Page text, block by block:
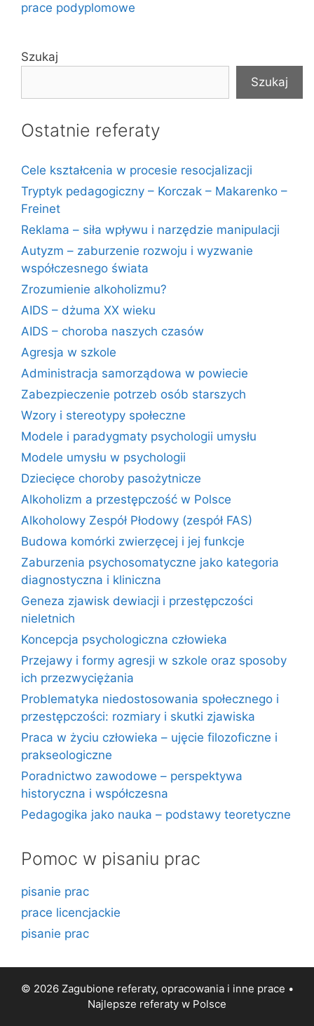
prace podyplomowe
Szukaj
Szukaj
Ostatnie referaty
Cele kształcenia w procesie resocjalizacji
Tryptyk pedagogiczny – Korczak – Makarenko –
Freinet
Reklama – siła wpływu i narzędzie manipulacji
Autyzm – zaburzenie rozwoju i wyzwanie
współczesnego świata
Zrozumienie alkoholizmu?
AIDS – dżuma XX wieku
AIDS – choroba naszych czasów
Agresja w szkole
Administracja samorządowa w powiecie
Zabezpieczenie potrzeb osób starszych
Wzory i stereotypy społeczne
Modele i paradygmaty psychologii umysłu
Modele umysłu w psychologii
Dziecięce choroby pasożytnicze
Alkoholizm a przestępczość w Polsce
Alkoholowy Zespół Płodowy (zespół FAS)
Budowa komórki zwierzęcej i jej funkcje
Zaburzenia psychosomatyczne jako kategoria
diagnostyczna i kliniczna
Geneza zjawisk dewiacji i przestępczości
nieletnich
Koncepcja psychologiczna człowieka
Przejawy i formy agresji w szkole oraz sposoby
ich przezwyciężania
Problematyka niedostosowania społecznego i
przestępczości: rozmiary i skutki zjawiska
Praca w życiu człowieka – ujęcie filozoficzne i
prakseologiczne
Poradnictwo zawodowe – perspektywa
historyczna i współczesna
Pedagogika jako nauka – podstawy teoretyczne
Pomoc w pisaniu prac
pisanie prac
prace licencjackie
pisanie prac
© 2026 Zagubione referaty, opracowania i inne prace •
Najlepsze referaty w Polsce